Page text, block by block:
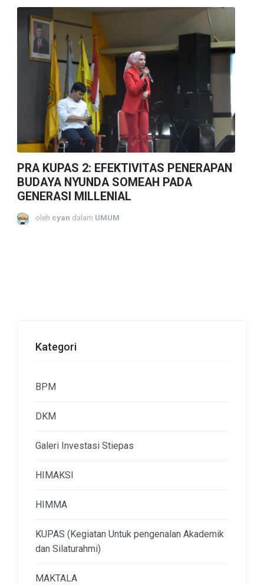
PRA KUPAS 2: EFEKTIVITAS PENERAPAN
BUDAYA NYUNDA SOMEAH PADA
GENERASI MILLENIAL
oleh cyan dalam UMUM
Kategori
BPM
DKM
Galeri Investasi Stiepas
HIMAKSI
HIMMA
KUPAS (Kegiatan Untuk pengenalan Akademik
dan Silaturahmi)
MAKTALA